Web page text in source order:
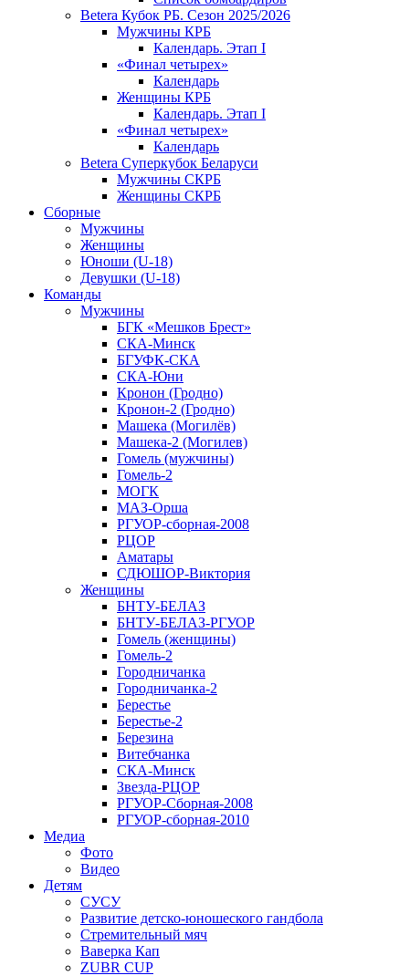
Betera Кубок РБ. Сезон 2025/2026
Мужчины КРБ
Календарь. Этап I
«Финал четырех»
Календарь
Женщины КРБ
Календарь. Этап I
«Финал четырех»
Календарь
Betera Суперкубок Беларуси
Мужчины СКРБ
Женщины СКРБ
Сборные
Мужчины
Женщины
Юноши (U-18)
Девушки (U-18)
Команды
Мужчины
БГК «Мешков Брест»
СКА-Минск
БГУФК-СКА
СКА-Юни
Кронон (Гродно)
Кронон-2 (Гродно)
Машека (Могилёв)
Машека-2 (Могилев)
Гомель (мужчины)
Гомель-2
МОГК
МАЗ-Орша
РГУОР-сборная-2008
РЦОР
Аматары
СДЮШОР-Виктория
Женщины
БНТУ-БЕЛАЗ
БНТУ-БЕЛАЗ-РГУОР
Гомель (женщины)
Гомель-2
Городничанка
Городничанка-2
Берестье
Берестье-2
Березина
Витебчанка
СКА-Минск
Звезда-РЦОР
РГУОР-Сборная-2008
РГУОР-сборная-2010
Медиа
Фото
Видео
Детям
СУСУ
Развитие детско-юношеского гандбола
Стремительный мяч
Ваверка Кап
ZUBR CUP